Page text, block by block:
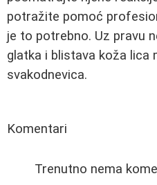
potražite pomoć
je to potrebno. Uz pravu
glatka i blistava koža lica
svakodnevica.
Komentari
Trenutno nema